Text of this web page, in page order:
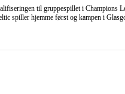
til gruppespillet i Champions
spiller hjemme først og kampen i